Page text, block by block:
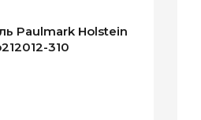
Paulmark Holstein
310